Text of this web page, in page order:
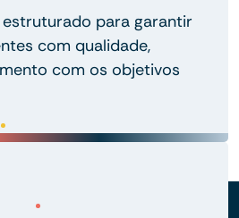
para garantir
com qualidade,
com os objetivos